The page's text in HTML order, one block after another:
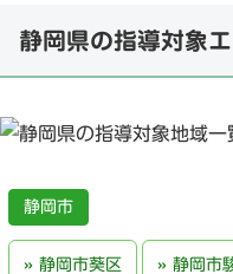
静岡県の指導対象
静岡市
静岡市葵区 静岡市